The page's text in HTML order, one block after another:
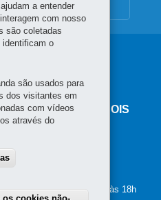
EDUCAÇÃO DE DOIS
a sexta-feira, das 8h às 18h
a entender
com nosso
são coletadas
identificam o
são usados para
dos visitantes em
com vídeos
através do